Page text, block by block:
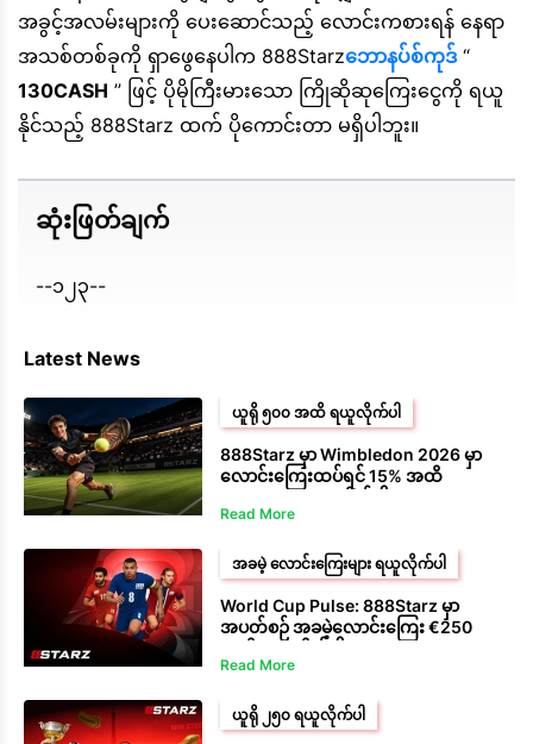
အခွင့်အလမ်းများကို ပေးဆောင်သည့် လောင်းကစားရန် နေရာ
အသစ်တစ်ခုကို ရှာဖွေနေပါက 888Starzဘောနပ်စ်ကုဒ်“
130CASH ” ဖြင့် ပိုမိုကြီးမားသော ကြိုဆိုဆုကြေးငွေကို ရယူ
နိုင်သည့် 888Starz ထက် ပိုကောင်းတာ မရှိပါဘူး။
ဆုံးဖြတ်ချက်
--၁၂၃--
Latest News
ယူရို ၅၀၀ အထိ ရယူလိုက်ပါ
888Starz မှာ Wimbledon 2026 မှာ
လောင်းကြေးထပ်ရင် 15% အထိ
Read More
အခမဲ့ လောင်းကြေးများ ရယူလိုက်ပါ
World Cup Pulse: 888Starz မှာ
အပတ်စဉ် အခမဲ့လောင်းကြေး €250
Read More
ယူရို ၂၅၀ ရယူလိုက်ပါ